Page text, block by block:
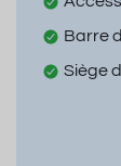
Barre
Siège